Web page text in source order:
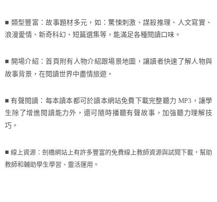
■ 類型豐富：故事題材多元，如：驚悚刺激、謀殺推理、人文寫實、
浪漫愛情、新奇科幻、短篇選集等，能滿足各種閱讀口味。
■ 開場介紹：首頁附有人物介紹跟場景地圖，讓讀者快速了解人物與
故事背景，在閱讀世界中盡情旅遊。
■ 有聲閱讀：每本讀本都可於讀本網站免費下載完整聽力 MP3 ，讓學
生除了增進閱讀能力外，還可隨時播聽有聲故事，加強聽力理解技
巧。
■ 線上資源：劍橋網站上有許多豐富的免費線上教師資源與試閱下載，幫助
教師和輔助學生學習、靈活運用。